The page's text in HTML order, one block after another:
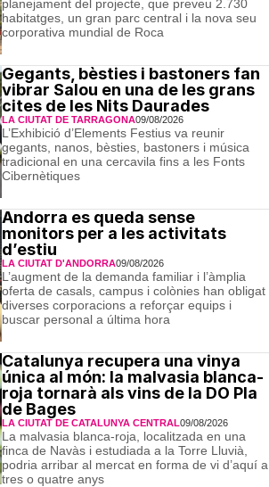
planejament del projecte, que preveu 2.730
habitatges, un gran parc central i la nova seu
corporativa mundial de Roca
Gegants, bèsties i bastoners fan
vibrar Salou en una de les grans
cites de les Nits Daurades
LA CIUTAT DE TARRAGONA09/08/2026
L’Exhibició d’Elements Festius va reunir
gegants, nanos, bèsties, bastoners i música
tradicional en una cercavila fins a les Fonts
Cibernètiques
Andorra es queda sense
monitors per a les activitats
d’estiu
LA CIUTAT D'ANDORRA09/08/2026
L’augment de la demanda familiar i l’àmplia
oferta de casals, campus i colònies han obligat
diverses corporacions a reforçar equips i
buscar personal a última hora
Catalunya recupera una vinya
única al món: la malvasia blanca-
roja tornarà als vins de la DO Pla
de Bages
LA CIUTAT DE CATALUNYA CENTRAL09/08/2026
La malvasia blanca-roja, localitzada en una
finca de Navàs i estudiada a la Torre Lluvià,
podria arribar al mercat en forma de vi d’aquí a
tres o quatre anys